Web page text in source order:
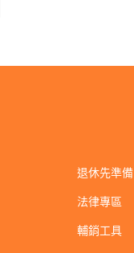
退休先準備
法律專區
輔銷工具